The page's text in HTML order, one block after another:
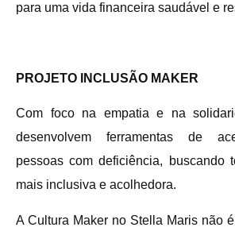
para uma vida financeira saudável e
PROJETO INCLUSÃO MAKER
Com foco na empatia e na
desenvolvem ferramentas de
pessoas com deficiência, buscando
mais inclusiva e acolhedora.
A Cultura Maker no Stella Maris não